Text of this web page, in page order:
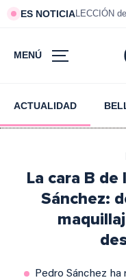
ES NOTICIALECCIÓN
MENÚ
ACTUALIDAD
La cara B
Sánchez:
Pedro Sánchez